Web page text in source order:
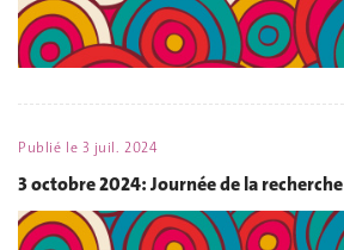
Publié le 3 juil. 2024
3 octobre 2024: Journée de la recherche